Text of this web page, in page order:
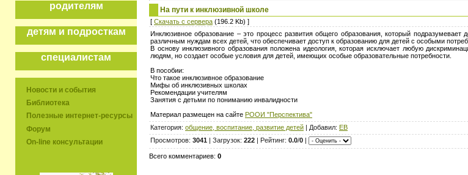
родителям
детям и подросткам
специалистам
Новости и события
Библиотека
Полезные интернет-ресурсы
Форум
On-line консультации
На пути к инклюзивной школе
[ Скачать с сервера (196.2 Kb) ]
Инклюзивное образование – это процесс развития общего образования, который подразумевает
различным нуждам всех детей, что обеспечивает доступ к образованию для детей с особыми
В основу инклюзивного образования положена идеология, которая исключает любую
людям, но создает особые условия для детей, имеющих особые образовательные потребности.
В пособии:
Что такое инклюзивное образование
Мифы об инклюзивных школах
Рекомендации учителям
Занятия с детьми по пониманию инвалидности
Материал размещен на сайте РООИ "Перспектива"
Категория: общение, воспитание, развитие детей | Добавил: ЕВ
Просмотров: 3041 | Загрузок: 222 | Рейтинг: 0.0/0 |
Всего комментариев: 0